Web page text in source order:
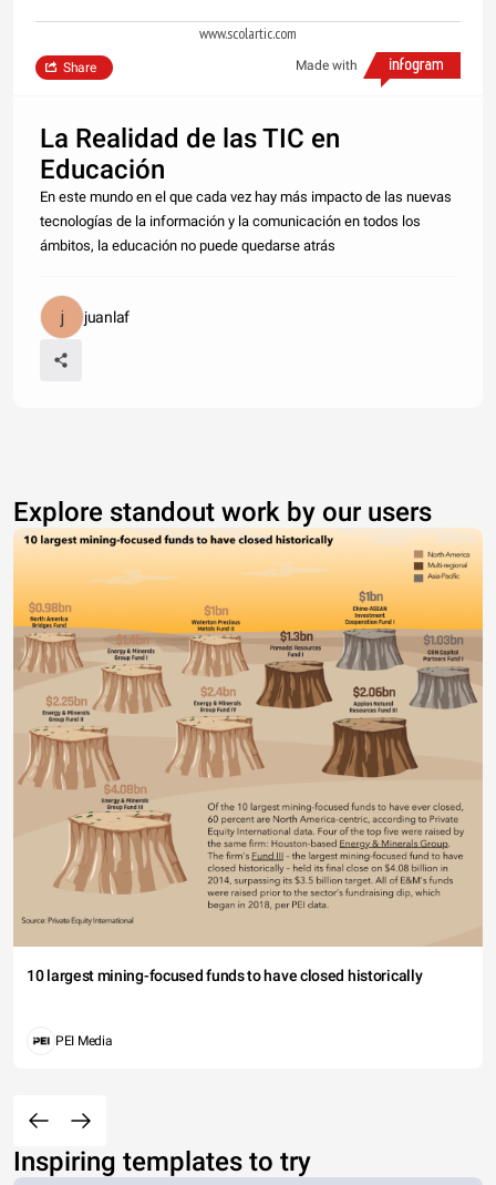
www.scolartic.com
Made with
Share
La Realidad de las TIC en
Educación
En este mundo en el que cada vez hay más impacto de las nuevas
tecnologías de la información y la comunicación en todos los
ámbitos, la educación no puede quedarse atrás
juanlaf
Explore standout work by our users
10 largest mining-focused funds to have closed historically
PEI Media
Inspiring templates to try